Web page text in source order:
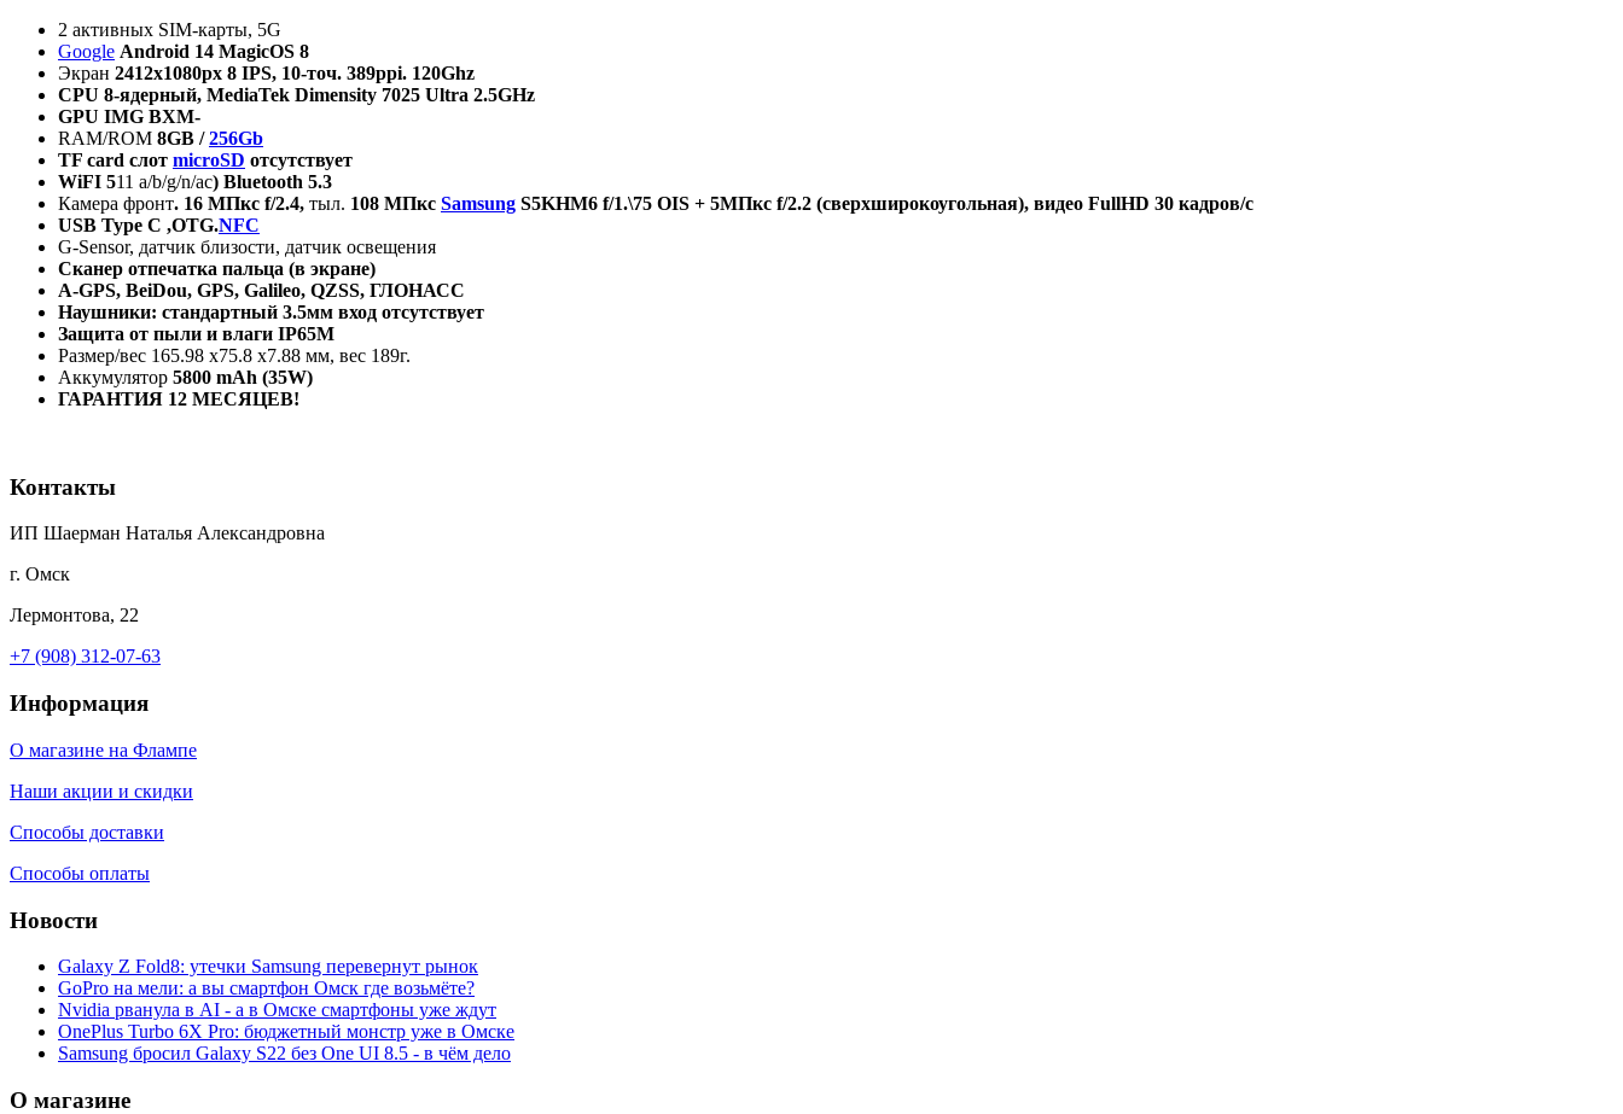
2 активных SIM-карты, 5G
Google Android 14 MagicOS 8
Экран 2412х1080px 8 IPS, 10-точ. 389ppi. 120Ghz
CPU 8-ядерный, MediaTek Dimensity 7025 Ultra 2.5GHz
GPU IMG BXM-
RAM/ROM 8GB /256Gb
TF card слот microSD отсутствует
WiFI 511 a/b/g/n/ac) Bluetooth 5.3
Камера фронт. 16 МПкс f/2.4, тыл. 108 МПкс Samsung S5KHM6 f/1.\75 OIS + 5МПкс f/2.2 (cверхширокоугольная), видео FullHD 30 кадров/c
USB Type C ,OTG.NFC
G-Sensor, датчик близости, датчик освещения
Сканер отпечатка пальца (в экране)
A-GPS, BeiDou, GPS, Galileo, QZSS, ГЛОНАСС
Наушники: стандартный 3.5мм вход отсутствует
Защита от пыли и влаги IP65M
Размер/вес 165.98 х75.8 х7.88 мм, вес 189г.
Аккумулятор 5800 mAh (35W)
ГАРАНТИЯ 12 МЕСЯЦЕВ!
Контакты
ИП Шаерман Наталья Александровна
г. Омск
Лермонтова, 22
+7 (908) 312-07-63
Информация
О магазине на Флампе
Наши акции и скидки
Способы доставки
Способы оплаты
Новости
Galaxy Z Fold8: утечки Samsung перевернут рынок
GoPro на мели: а вы смартфон Омск где возьмёте?
Nvidia рванула в AI - а в Омске смартфоны уже ждут
OnePlus Turbo 6X Pro: бюджетный монстр уже в Омске
Samsung бросил Galaxy S22 без One UI 8.5 - в чём дело
О магазине